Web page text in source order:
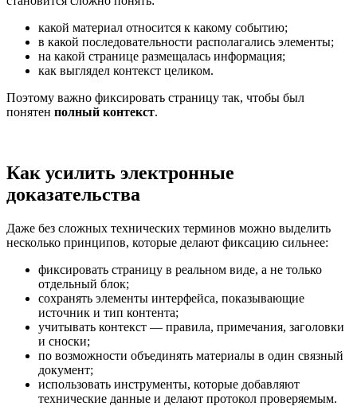
какой материал относится к какому событию;
в какой последовательности располагались элементы;
на какой странице размещалась информация;
как выглядел контекст целиком.
Поэтому важно фиксировать страницу так, чтобы был
понятен полный контекст.
Как усилить электронные
доказательства
Даже без сложных технических терминов можно выделить
несколько принципов, которые делают фиксацию сильнее:
фиксировать страницу в реальном виде, а не только
отдельный блок;
сохранять элементы интерфейса, показывающие
источник и тип контента;
учитывать контекст — правила, примечания, заголовки
и сноски;
по возможности объединять материалы в один связный
документ;
использовать инструменты, которые добавляют
технические данные и делают протокол проверяемым.